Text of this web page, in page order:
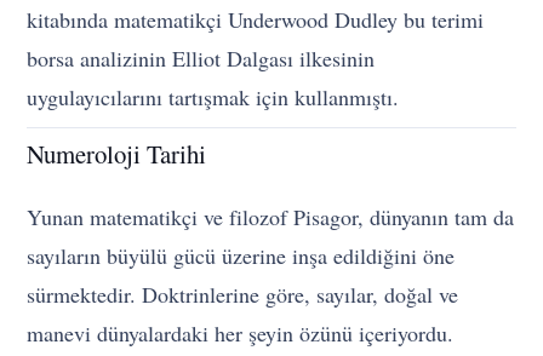
kitabında matematikçi Underwood Dudley bu terimi
borsa analizinin Elliot Dalgası ilkesinin
uygulayıcılarını tartışmak için kullanmıştı.
Numeroloji Tarihi
Yunan matematikçi ve filozof Pisagor, dünyanın tam da
sayıların büyülü gücü üzerine inşa edildiğini öne
sürmektedir. Doktrinlerine göre, sayılar, doğal ve
manevi dünyalardaki her şeyin özünü içeriyordu.